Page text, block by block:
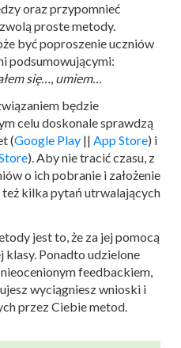
oraz przypomnieć
proste metody.
być poproszenie uczniów
podsumowującymi:
się…, umiem…
będzie
celu doskonale sprawdzą
(Google Play || App Store) i
). Aby nie tracić czasu, z
o ich pobranie i założenie
kilka pytań utrwalających
jest to, że za jej pomocą
klasy. Ponadto udzielone
feedbackiem,
wyciągniesz wnioski i
przez Ciebie metod.